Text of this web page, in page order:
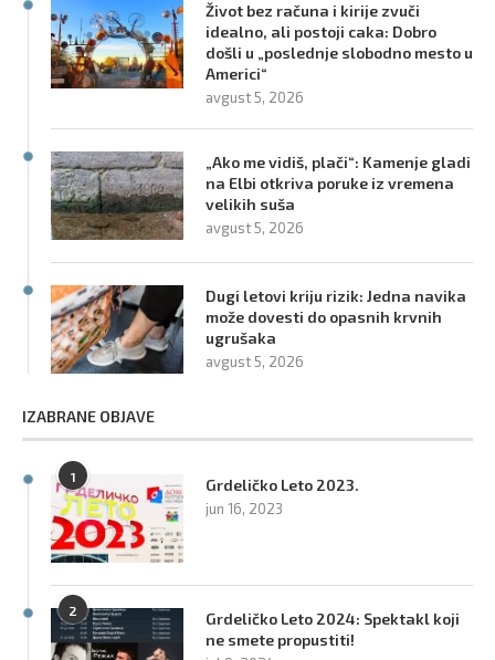
Život bez računa i kirije zvuči
idealno, ali postoji caka: Dobro
došli u „poslednje slobodno mesto u
Americi“
avgust 5, 2026
„Ako me vidiš, plači“: Kamenje gladi
na Elbi otkriva poruke iz vremena
velikih suša
avgust 5, 2026
Dugi letovi kriju rizik: Jedna navika
može dovesti do opasnih krvnih
ugrušaka
avgust 5, 2026
IZABRANE OBJAVE
1 Grdeličko Leto 2023.
jun 16, 2023
2
Grdeličko Leto 2024: Spektakl koji
ne smete propustiti!